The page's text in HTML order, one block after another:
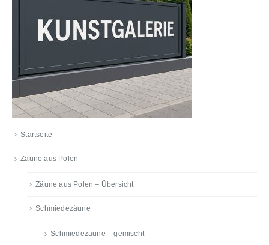
Startseite
Zäune aus Polen
Zäune aus Polen – Übersicht
Schmiedezäune
Schmiedezäune – gemischt